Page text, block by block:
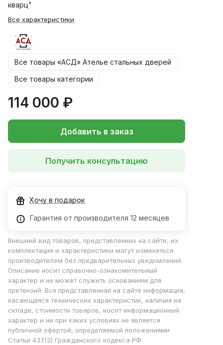
кварц"
Все характеристики
Все товары «АСД» Ателье стальных дверей
Все товары категории
114 000 ₽
Добавить в заказ
Получить консультацию
Хочу в подарок
Гарантия от производителя 12 месяцев
Внешний вид товаров, представленных на сайте, их
комплектация и характеристики могут изменяться
производителем без предварительных уведомлений.
Описание носит справочно-ознакомительный
характер и не может служить основанием для
претензий. Вся представленная на сайте информация,
касающаяся технических характеристик, наличия на
складе, стоимости товаров, носит информационный
характер и ни при каких условиях не является
публичной офертой, определяемой положениями
Статьи 437(2) Гражданского кодекса РФ.